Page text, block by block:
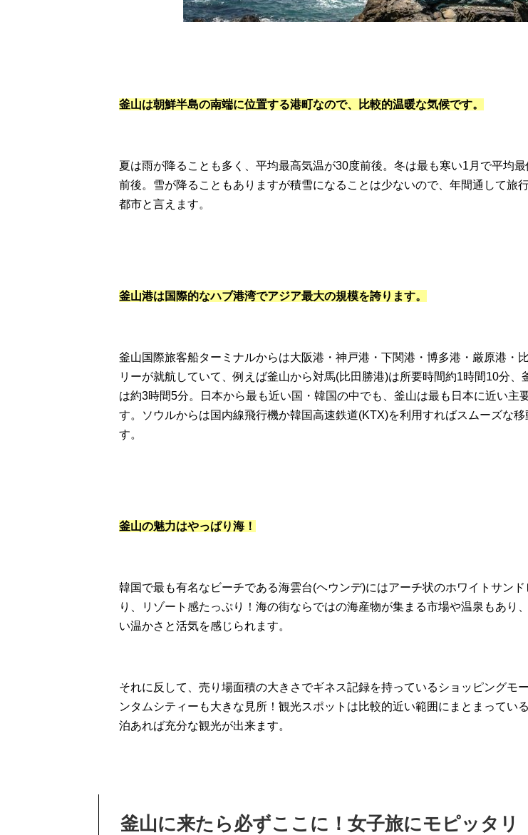
釜山は朝鮮半島の南端に位置する港町なので、比較的温暖な気候です。
夏は雨が降ることも多く、平均最高気温が30度前後。冬は最も寒い1月で平均
前後。雪が降ることもありますが積雪になることは少ないので、年間通して旅
都市と言えます。
釜山港は国際的なハブ港湾でアジア最大の規模を誇ります。
釜山国際旅客船ターミナルからは大阪港・神戸港・下関港・博多港・厳原港・
リーが就航していて、例えば釜山から対馬(比田勝港)は所要時間約1時間10分、
は約3時間5分。日本から最も近い国・韓国の中でも、釜山は最も日本に近い主
す。ソウルからは国内線飛行機か韓国高速鉄道(KTX)を利用すればスムーズな
す。
釜山の魅力はやっぱり海！
韓国で最も有名なビーチである海雲台(ヘウンデ)にはアーチ状のホワイトサン
り、リゾート感たっぷり！海の街ならではの海産物が集まる市場や温泉もあり
い温かさと活気を感じられます。
それに反して、売り場面積の大きさでギネス記録を持っているショッピングモ
ンタムシティーも大きな見所！観光スポットは比較的近い範囲にまとまってい
泊あれば充分な観光が出来ます。
釜山に来たら必ずここに！女子旅にモピッタリ